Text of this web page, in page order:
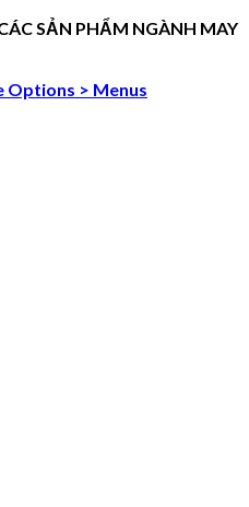
SẢN PHẨM NGÀNH MAY
Options > Menus